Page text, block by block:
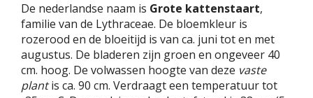
De nederlandse naam is Grote kattenstaart,
familie van de Lythraceae. De bloemkleur is
rozerood en de bloeitijd is van ca. juni tot en met
augustus. De bladeren zijn groen en ongeveer 40
cm. hoog. De volwassen hoogte van deze vaste
plantis ca. 90 cm. Verdraagt een temperatuur tot